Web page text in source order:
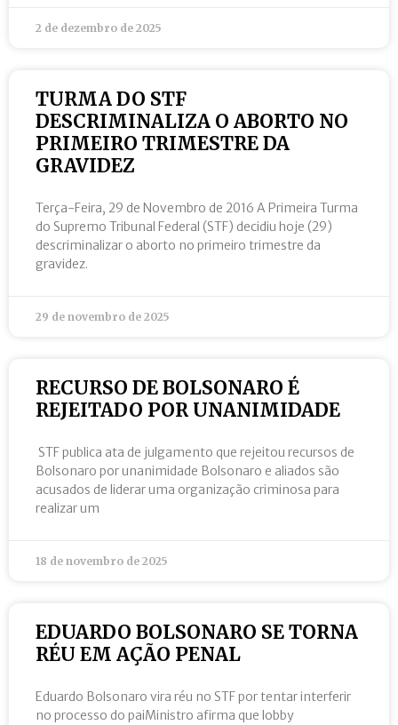
2 de dezembro de 2025
TURMA DO STF
DESCRIMINALIZA O ABORTO NO
PRIMEIRO TRIMESTRE DA
GRAVIDEZ
Terça-Feira, 29 de Novembro de 2016 A Primeira Turma
do Supremo Tribunal Federal (STF) decidiu hoje (29)
descriminalizar o aborto no primeiro trimestre da
gravidez.
29 de novembro de 2025
RECURSO DE BOLSONARO É
REJEITADO POR UNANIMIDADE
STF publica ata de julgamento que rejeitou recursos de
Bolsonaro por unanimidade Bolsonaro e aliados são
acusados de liderar uma organização criminosa para
realizar um
18 de novembro de 2025
EDUARDO BOLSONARO SE TORNA
RÉU EM AÇÃO PENAL
Eduardo Bolsonaro vira réu no STF por tentar interferir
no processo do paiMinistro afirma que lobby